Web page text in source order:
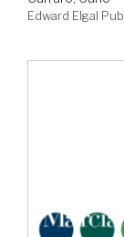
Edward Elgal